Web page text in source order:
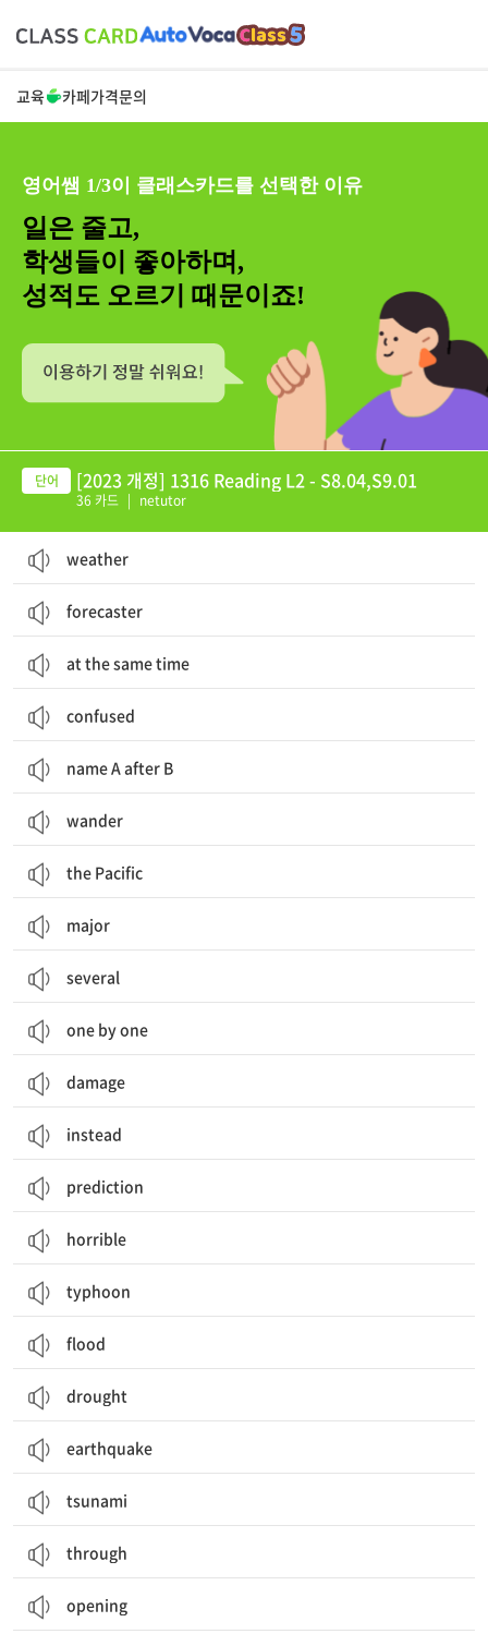
교육 카페가격문의
영어쌤 1/3이 클래스카드를 선택한 이유
일은 줄고,
학생들이 좋아하며,
성적도 오르기 때문이죠!
[2023 개정] 1316 Reading L2 - S8.04,S9.01
36 카드 | netutor
weather
forecaster
at the same time
confused
name A after B
wander
the Pacific
major
several
one by one
damage
instead
prediction
horrible
typhoon
flood
drought
earthquake
tsunami
through
opening